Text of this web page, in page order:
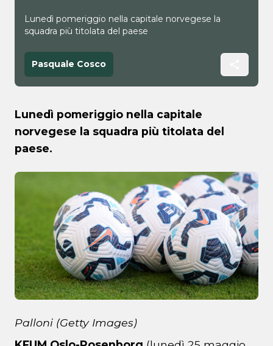
Lunedì pomeriggio nella capitale norvegese la
squadra più titolata del paese
Pasquale Cosco
Lunedì pomeriggio nella capitale
norvegese la squadra più titolata del
paese.
Palloni (Getty Images)